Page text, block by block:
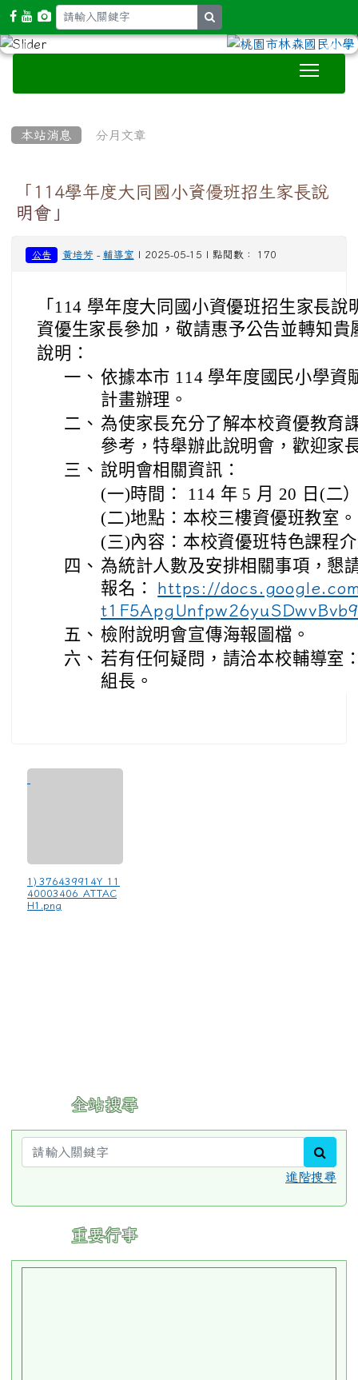
本站消息 分月文章
「114學年度大同國小資優班招生家長說
明會」
公告 黃培芳 - 輔導室 | 2025-05-15 | 點閱數： 170
「114 學年度大同國小資優班招生家長
資優生家長參加，敬請惠予公告並轉知貴
說明：
一、 依據本市 114 學年度國民小學資
計畫辦理。
二、 為使家長充分了解本校資優教育
參考，特舉辦此說明會，歡迎家
三、 說明會相關資訊：
(一)時間： 114 年 5 月 20 日(二
(二)地點：本校三樓資優班教室。
(三)內容：本校資優班特色課程
四、 為統計人數及安排相關事項，懇
報名：
https://
五、 檢附說明會宣傳海報圖檔。
六、 若有任何疑問，請洽本校輔導室
組長。
1) 376439914Y_11
40003406_ATTAC
H1.png
全站搜尋
進階搜尋
重要行事